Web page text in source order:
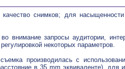
снимков; для
внимание запросы аудитории,
некоторых параметров.
производилась с
в 35 mm эквиваленте),